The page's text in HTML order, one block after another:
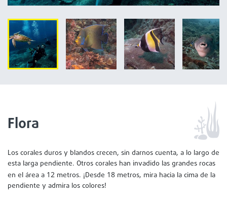
Flora
Los corales duros y blandos crecen, sin darnos cuenta, a lo largo de
esta larga pendiente. Otros corales han invadido las grandes rocas
en el área a 12 metros. ¡Desde 18 metros, mira hacia la cima de la
pendiente y admira los colores!